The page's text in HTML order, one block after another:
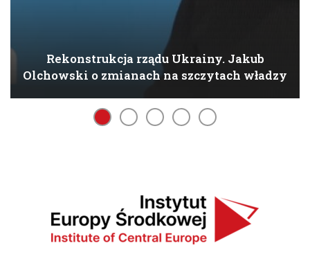
Rekonstrukcja rządu Ukrainy. Jakub
Olchowski o zmianach na szczytach władzy